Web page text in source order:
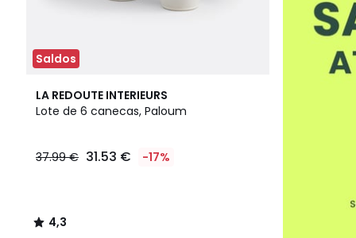
Saldos
LA REDOUTE INTERIEURS
Lote de 6 canecas, Paloum
37.99 € 31.53 € -17%
4,3
/ 5
4,3
/